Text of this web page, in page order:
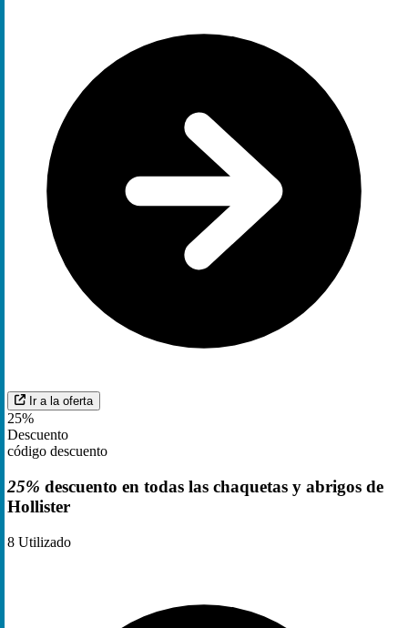
Ir a la oferta
25%
Descuento
código descuento
25% descuento en todas las chaquetas y abrigos de
Hollister
8 Utilizado